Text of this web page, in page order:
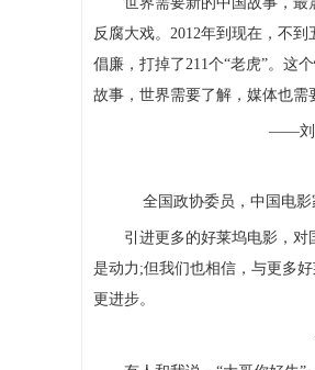
反腐大戏。2012年到现在，不
倡廉，打掉了211个“老虎”。这
故事，世界需要了解，媒体也需
——刘长
全国政协委员，中国电
引进更多的好莱坞电影，对
是动力;但我们也相信，与更多
更进步。